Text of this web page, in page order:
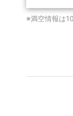
※満空情報は